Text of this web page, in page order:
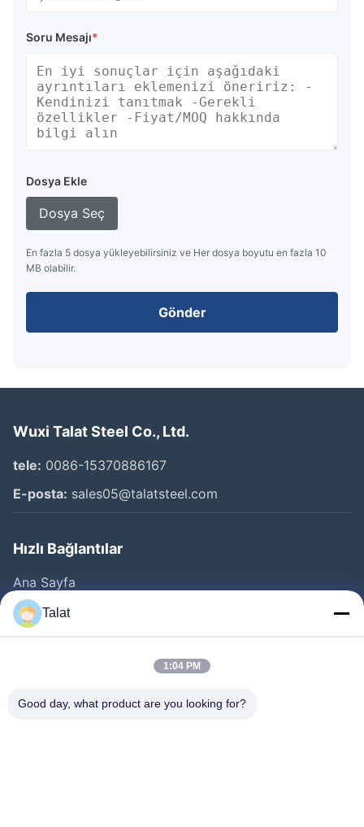
Soru Mesajı*
Dosya Ekle
Dosya Seç
En fazla 5 dosya yükleyebilirsiniz ve Her dosya boyutu en fazla 10
MB olabilir.
Gönder
Wuxi Talat Steel Co., Ltd.
tele: 0086-15370886167
E-posta: sales05@talatsteel.com
Hızlı Bağlantılar
Ana Sayfa
Ürünler
Hakkımızda
Kalite Kontrol
Talat
1:04 PM
Good day, what product are you looking for?